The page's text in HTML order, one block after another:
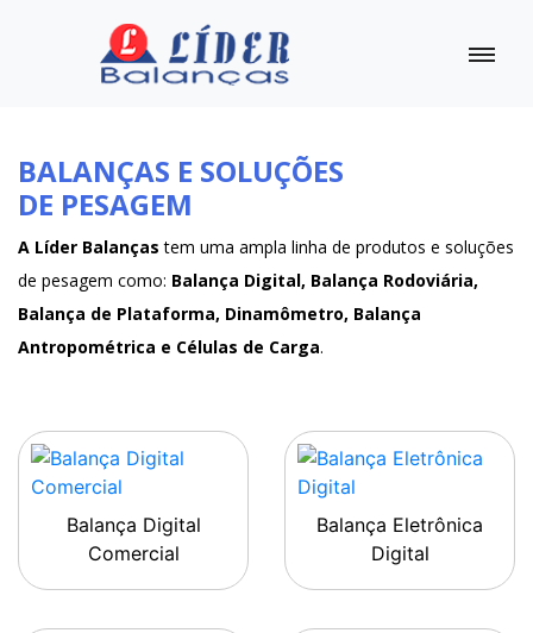
BALANÇAS E SOLUÇÕES
DE PESAGEM
A Líder Balanças tem uma ampla linha de produtos e soluções
de pesagem como: Balança Digital, Balança Rodoviária,
Balança de Plataforma, Dinamômetro, Balança
Antropométrica e Células de Carga.
Balança Digital
Comercial
Balança Eletrônica
Digital